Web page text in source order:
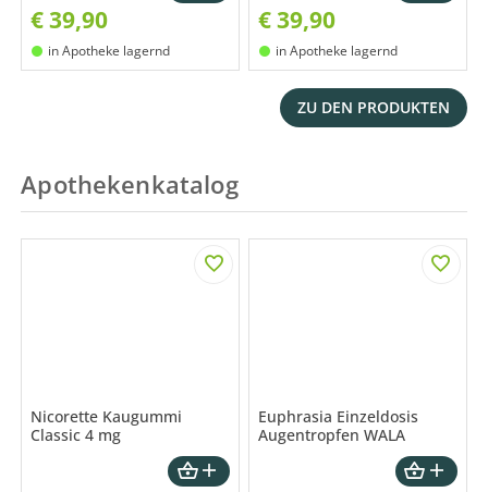
€39,90
in Apotheke lagernd
€39,90
in Apotheke lagernd
ZU DEN PRODUKTEN
Apothekenkatalog
Nicorette Kaugummi
Classic 4 mg
Euphrasia Einzeldosis
Augentropfen WALA